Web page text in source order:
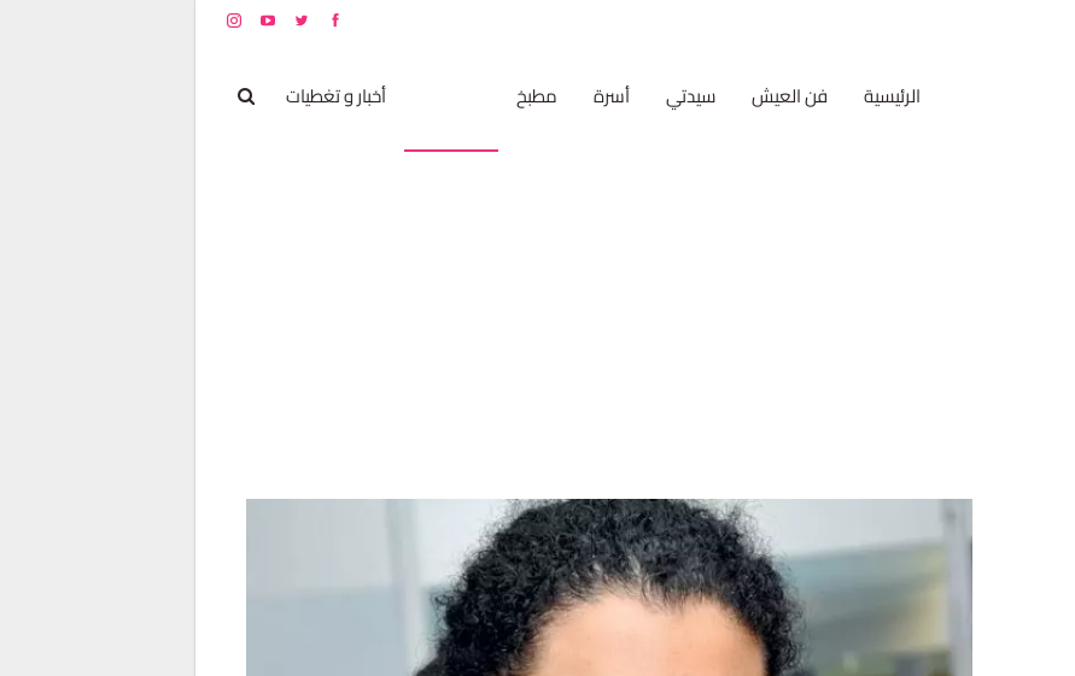
الرئيسية فن العيش سيدتي أسرة مطبخ أخبار و تغطيات